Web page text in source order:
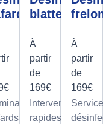
des
avec des
blattes
À
partir
de
169€
Interventions
rapides et
frelons
À
partir
de
169€
Services